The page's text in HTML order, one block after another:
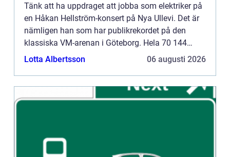
Tänk att ha uppdraget att jobba som elektriker på
en Håkan Hellström-konsert på Nya Ullevi. Det är
nämligen han som har publikrekordet på den
klassiska VM-arenan i Göteborg. Hela 70 144
personer såg artisten uppträda sommaren 2016.
Lotta Albertsson 06 augusti 2026